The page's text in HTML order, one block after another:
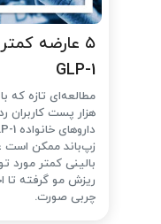
۵ عارضه
GLP-1
هزار پست کاربران
زپ‌باند ممکن است
بالینی کمتر مورد
ریزش مو گرفته
چربی صورت.